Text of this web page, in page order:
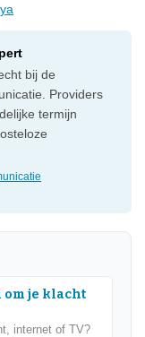
bij de
Providers
termijn
om je klacht
internet of TV?